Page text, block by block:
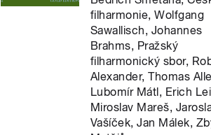
filharmonie, Wolfgang
Sawallisch, Johannes
Brahms, Pražský
filharmonický sbor,
Alexander, Thomas
Lubomír Mátl, Erich
Miroslav Mareš,
Vašíček, Jan Málek,